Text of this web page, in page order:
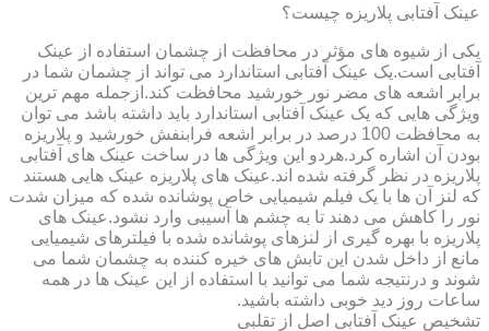
عینک آفتابی پلاریزه چیست؟
یکی از شیوه های مؤثر در محافظت از چشمان استفاده از عینک
آفتابی است.یک عینک آفتابی استاندارد می تواند از چشمان شما در
برابر اشعه های مضر نور خورشید محافظت کند.ازجمله مهم ترین
ویژگی هایی که یک عینک آفتابی استاندارد باید داشته باشد می توان
به محافظت 100 درصد در برابر اشعه فرابنفش خورشید و پلاریزه
بودن آن اشاره کرد.هردو این ویژگی ها در ساخت عینک های آفتابی
پلاریزه در نظر گرفته شده اند.عینک های پلاریزه عینک هایی هستند
که لنز آن ها با یک فیلم شیمیایی خاص پوشانده شده که میزان شدت
نور را کاهش می دهند تا به چشم ها آسیبی وارد نشود.عینک های
پلاریزه با بهره گیری از لنزهای پوشانده شده با فیلترهای شیمیایی
مانع از داخل شدن این تابش های خیره کننده به چشمان شما می
شوند و درنتیجه شما می توانید با استفاده از این عینک ها در همه
ساعات روز دید خوبی داشته باشید.
تشخیص عینک آفتابی اصل از تقلبی